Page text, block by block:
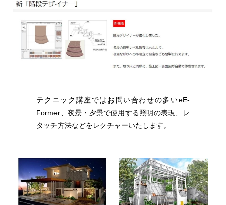
テクニック講座ではお問い合わせの多いeE-
Former、夜景・夕景で使用する照明の表現、レ
タッチ方法などをレクチャーいたします。